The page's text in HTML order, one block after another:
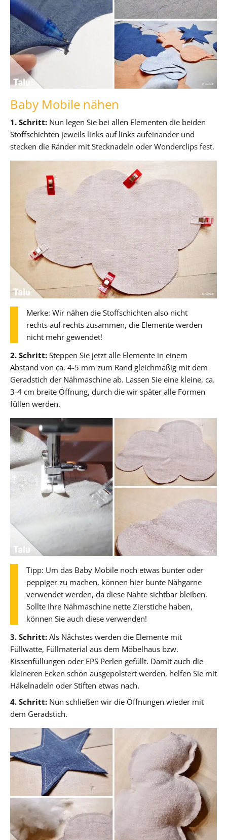
Baby Mobile nähen
1. Schritt: Nun legen Sie bei allen Elementen die beiden
Stoffschichten jeweils links auf links aufeinander und
stecken die Ränder mit Stecknadeln oder Wonderclips fest.
Merke: Wir nähen die Stoffschichten also nicht
rechts auf rechts zusammen, die Elemente werden
nicht mehr gewendet!
2. Schritt: Steppen Sie jetzt alle Elemente in einem
Abstand von ca. 4-5 mm zum Rand gleichmäßig mit dem
Geradstich der Nähmaschine ab. Lassen Sie eine kleine, ca.
3-4 cm breite Öffnung, durch die wir später alle Formen
füllen werden.
Tipp: Um das Baby Mobile noch etwas bunter oder
peppiger zu machen, können hier bunte Nähgarne
verwendet werden, da diese Nähte sichtbar bleiben.
Sollte Ihre Nähmaschine nette Zierstiche haben,
können Sie auch diese verwenden!
3. Schritt: Als Nächstes werden die Elemente mit
Füllwatte, Füllmaterial aus dem Möbelhaus bzw.
Kissenfüllungen oder EPS Perlen gefüllt. Damit auch die
kleineren Ecken schön ausgepolstert werden, helfen Sie mit
Häkelnadeln oder Stiften etwas nach.
4. Schritt: Nun schließen wir die Öffnungen wieder mit
dem Geradstich.